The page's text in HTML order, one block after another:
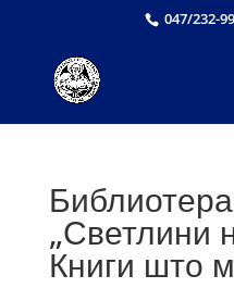
047/232-
„Светлини
Книги што